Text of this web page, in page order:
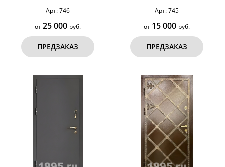
Арт: 746
от25 000 руб.
ПРЕДЗАКАЗ
Арт: 745
от 15 000 руб.
ПРЕДЗАКАЗ